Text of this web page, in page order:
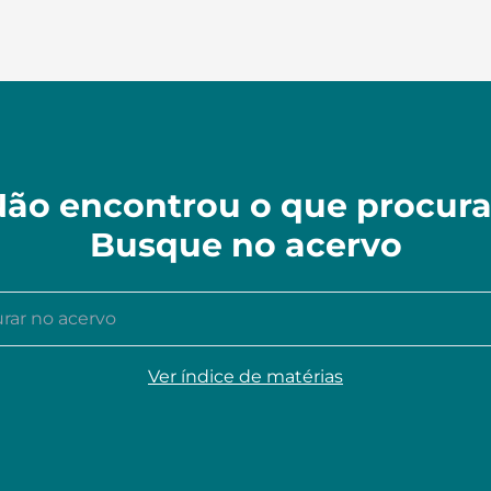
encontrou o que
Busque no acervo
acervo
Ver índice de matérias